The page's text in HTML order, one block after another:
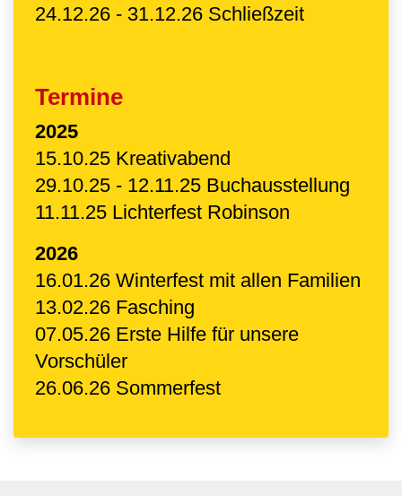
24.12.26 - 31.12.26 Schließzeit
Termine
2025
15.10.25 Kreativabend
29.10.25 - 12.11.25 Buchausstellung
11.11.25 Lichterfest Robinson
2026
16.01.26 Winterfest mit allen Familien
13.02.26 Fasching
07.05.26 Erste Hilfe für unsere
Vorschüler
26.06.26 Sommerfest